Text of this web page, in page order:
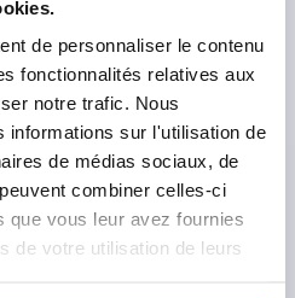
de personnaliser le contenu
fonctionnalités relatives aux
notre trafic. Nous
informations sur l'utilisation de
de médias sociaux, de
combiner celles-ci
que vous leur avez fournies
de votre utilisation de leurs
DÉTAILS